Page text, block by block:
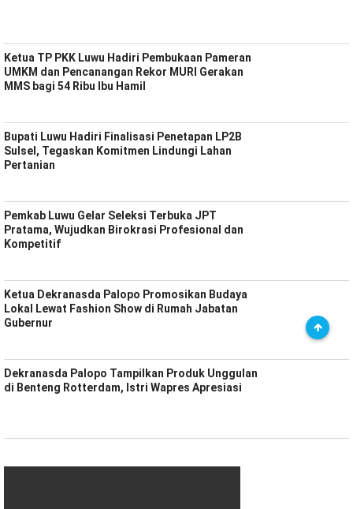
Ketua TP PKK Luwu Hadiri Pembukaan Pameran
UMKM dan Pencanangan Rekor MURI Gerakan
MMS bagi 54 Ribu Ibu Hamil
Bupati Luwu Hadiri Finalisasi Penetapan LP2B
Sulsel, Tegaskan Komitmen Lindungi Lahan
Pertanian
Pemkab Luwu Gelar Seleksi Terbuka JPT
Pratama, Wujudkan Birokrasi Profesional dan
Kompetitif
Ketua Dekranasda Palopo Promosikan Budaya
Lokal Lewat Fashion Show di Rumah Jabatan
Gubernur
Dekranasda Palopo Tampilkan Produk Unggulan
di Benteng Rotterdam, Istri Wapres Apresiasi